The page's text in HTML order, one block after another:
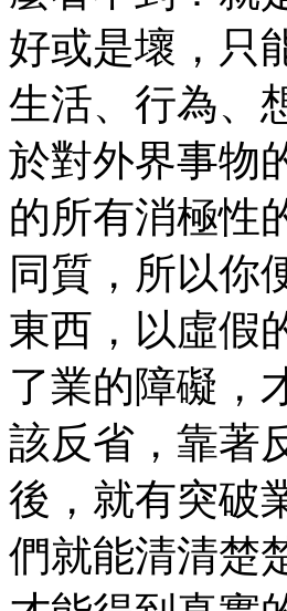
好或是壞，只
生活、行為、
於對外界事物
的所有消極性
同質，所以你
東西，以虛假
了業的障礙，
該反省，靠著
後，就有突破
們就能清清楚